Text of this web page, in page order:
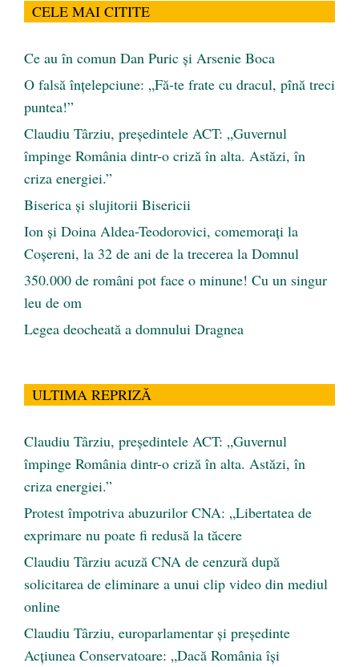
CELE MAI CITITE
Ce au în comun Dan Puric şi Arsenie Boca
O falsă înțelepciune: „Fă-te frate cu dracul, pînă treci
puntea!”
Claudiu Târziu, președintele ACT: „Guvernul
împinge România dintr-o criză în alta. Astăzi, în
criza energiei.”
Biserica și slujitorii Bisericii
Ion și Doina Aldea-Teodorovici, comemorați la
Coșereni, la 32 de ani de la trecerea la Domnul
350.000 de români pot face o minune! Cu un singur
leu de om
Legea deocheată a domnului Dragnea
ULTIMA REPRIZĂ
Claudiu Târziu, președintele ACT: „Guvernul
împinge România dintr-o criză în alta. Astăzi, în
criza energiei.”
Protest împotriva abuzurilor CNA: „Libertatea de
exprimare nu poate fi redusă la tăcere
Claudiu Târziu acuză CNA de cenzură după
solicitarea de eliminare a unui clip video din mediul
online
Claudiu Târziu, europarlamentar și președinte
Acțiunea Conservatoare: „Dacă România își